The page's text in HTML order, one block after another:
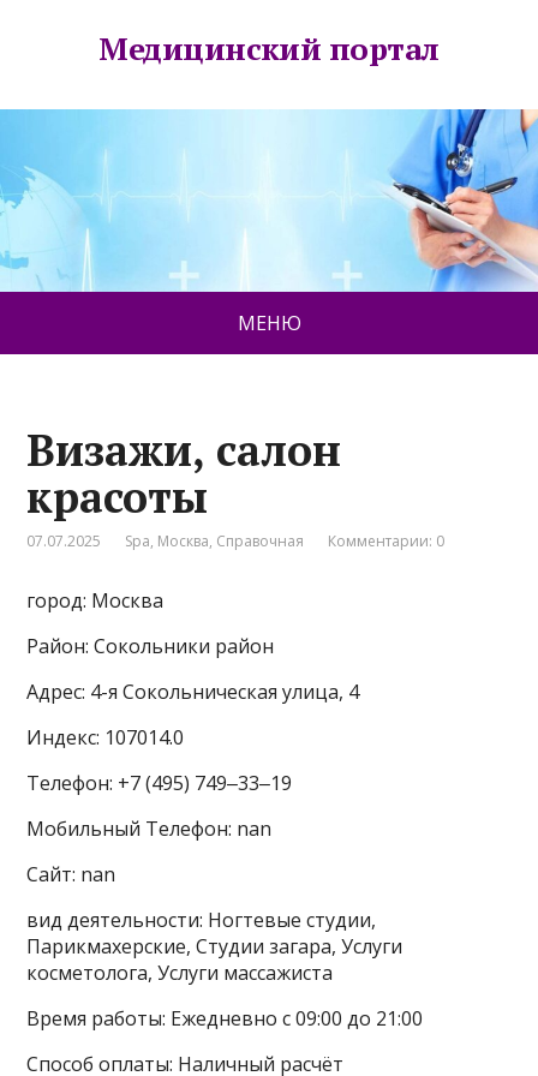
Медицинский портал
МЕНЮ
Визажи, салон
красоты
07.07.2025 Spa, Москва, Справочная Комментарии: 0
город: Москва
Район: Сокольники район
Адрес: 4-я Сокольническая улица, 4
Индекс: 107014.0
Телефон: +7 (495) 749‒33‒19
Мобильный Телефон: nan
Сайт: nan
вид деятельности: Ногтевые студии,
Парикмахерские, Студии загара, Услуги
косметолога, Услуги массажиста
Время работы: Ежедневно с 09:00 до 21:00
Способ оплаты: Наличный расчёт